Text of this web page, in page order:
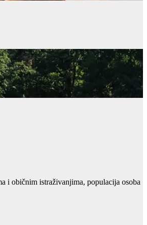
i običnim istraživanjima, populacija osoba